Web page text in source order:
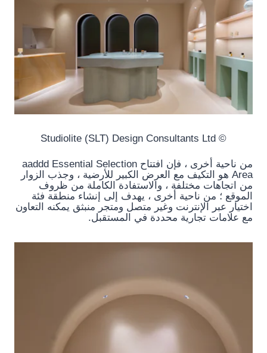
© Studiolite (SLT) Design Consultants Ltd
من ناحية أخرى ، فإن افتتاح aaddd Essential Selection
Area هو التكيف مع العرض الكبير للأرضية ، وجذب الزوار
من اتجاهات مختلفة ، والاستفادة الكاملة من ظروف
الموقع ؛ من ناحية أخرى ، يهدف إلى إنشاء منطقة فئة
اختيار عبر الإنترنت وغير متصل ومتجر منبثق يمكنه التعاون
مع علامات تجارية محددة في المستقبل.